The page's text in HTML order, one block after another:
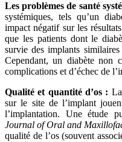
Les problèmes de santé
systémiques, tels qu’un
impact négatif sur les
que les patients dont le
survie des implants
Cependant, un diabète non
complications et d’échec de
Qualité et quantité d’os :
sur le site de l’implant
l’implantation. Une étude
Journal of Oral and
qualité de l’os (souvent